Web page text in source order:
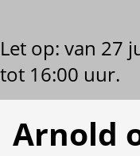
Let op: van 27
tot 16:00 uur.
Arnold